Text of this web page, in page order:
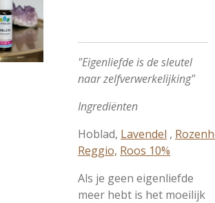
"Eigenliefde is de sleutel
naar zelfverwerkelijking"
Ingrediënten
Hoblad, Lavendel ,
Reggio, Roos 10%
Als je geen eigenliefde
meer hebt is het moeilijk